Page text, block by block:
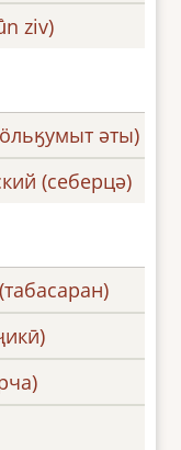
ziv)
әты)
(себерцә)